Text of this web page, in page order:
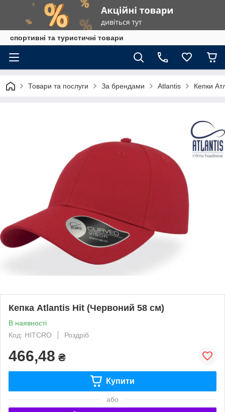
спортивні та туристичні товари
Товари та послуги За брендами Atlantis Кепки
Кепка Atlantis Hit (Червоний 58 см)
В наявності
Код: HITCRO
Роздріб
466,48 ₴
Купити
або